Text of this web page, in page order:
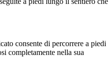
consente di percorrere a piedi
completamente nella sua